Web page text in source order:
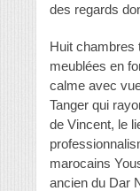
des regards
Huit chambres
meublées en
calme avec
Tanger qui
de Vincent, le
marocains
ancien du Dar